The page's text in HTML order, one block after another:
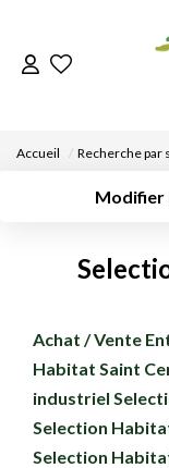
Accueil Recherche par
Modifier
Plus de
Achat / Vente
Habitat Saint
industriel
Selection
Selection